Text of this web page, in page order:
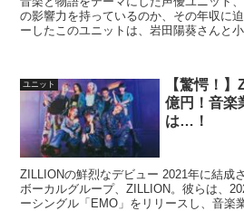
の影響力を持っているのか、その年収に
ーしたこのユニットは、岩田陽葵さんと
ユニット
【驚愕！
億円！音楽
は…！
ZILLIONの鮮烈なデビュー 2021年に結成
ボーカルグループ、ZILLION。彼らは、
ーシングル「EMO」をリリースし、音楽